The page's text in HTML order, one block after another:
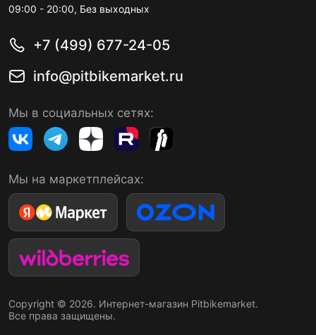
09:00 - 20:00, Без выходных
+7 (499) 677-24-05
info@pitbikemarket.ru
Мы в социальных сетях:
Мы на маркетплейсах:
Copyright © 2026. Интернет-магазин Pitbikemarket.
Все права защищены.